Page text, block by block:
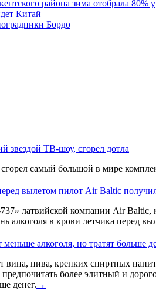
района зима отобрала 80%
Китай
Бордо
звездой ТВ-шоу, сгорел дотла
самый большой в мире
вылетом пилот Air Baltic
латвийской компании Air
алкоголя в крови летчика перед
алкоголя, но тратят больше
вина, пива, крепких спиртных
более элитный и
денег. →